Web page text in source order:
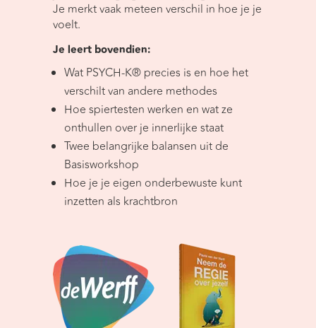
Je merkt vaak meteen verschil in hoe je je
voelt.
Je leert bovendien:
Wat PSYCH-K® precies is en hoe het
verschilt van andere methodes
Hoe spiertesten werken en wat ze
onthullen over je innerlijke staat
Twee belangrijke balansen uit de
Basisworkshop
Hoe je je eigen onderbewuste kunt
inzetten als krachtbron